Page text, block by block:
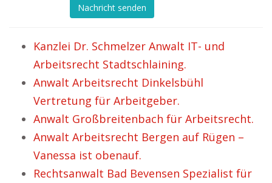
Nachricht senden
Kanzlei Dr. Schmelzer Anwalt IT- und
Arbeitsrecht Stadtschlaining.
Anwalt Arbeitsrecht Dinkelsbühl
Vertretung für Arbeitgeber.
Anwalt Großbreitenbach für Arbeitsrecht.
Anwalt Arbeitsrecht Bergen auf Rügen –
Vanessa ist obenauf.
Rechtsanwalt Bad Bevensen Spezialist für